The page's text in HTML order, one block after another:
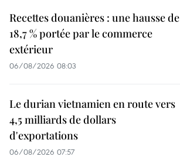
Recettes douanières : une hausse de
18,7 % portée par le commerce
extérieur
06/08/2026 08:03
Le durian vietnamien en route vers
4,5 milliards de dollars
d'exportations
06/08/2026 07:57